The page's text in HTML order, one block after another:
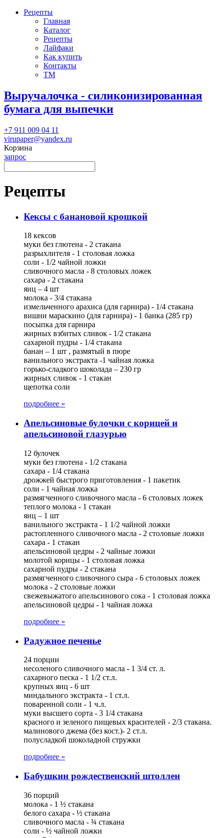
Рецепты
Главная
Каталог
Рецепты
Лайфаки
Как купить
Контакты
ТМ
Выручалочка - силиконизированная
бумага для выпечки
+7 911 009 04 11
virupaper@yandex.ru
Корзина
запрос
Рецепты
Кексы с банановой крошкой
18 кексов
муки без глютена - 2 стакана
разрыхлителя - 1 столовая ложка
соли - 1/2 чайной ложки
сливочного масла - 8 столовых ложек
сахара - 2 стакана
яиц – 4 шт
молока - 3/4 стакана
измельченного арахиса (для гарнира) - 1/4 стакана
вишни мараскино (для гарнира) - 1 банка (285 гр)
посыпка для гарнира
жирных взбитых сливок - 1/2 стакана
сахарной пудры - 1/4 стакана
банан – 1 шт , размятый в пюре
ванильного экстракта -1 чайная ложка
горько-сладкого шоколада – 230 гр
жирных сливок - 1 стакан
щепотка соли
подробнее »
Апельсиновые булочки с корицей и
апельсиновой глазурью
12 булочек
муки без глютена - 1/2 стакана
сахара - 1/4 стакана
дрожжей быстрого приготовления - 1 пакетик
соли - 1 чайная ложка
размягченного сливочного масла - 6 столовых ложек
теплого молока - 1 стакан
яиц – 1 шт
ванильного экстракта - 1 1/2 чайной ложки
растопленного сливочного масла - 2 столовые ложки
сахара - 1 стакан
апельсиновой цедры - 2 чайные ложки
молотой корицы - 1 столовая ложка
сахарной пудры - 2 стакана
размягченного сливочного сыра - 6 столовых ложек
молока - 2 столовые ложки
свежевыжатого апельсинового сока - 1 столовая ложка
апельсиновой цедры - 1 чайная ложка
подробнее »
Радужное печенье
24 порции
несоленого сливочного масла - 1 3/4 ст. л.
сахарного песка - 1 1/2 ст.л.
крупных яиц - 6 шт
миндального экстракта - 1 ст.л.
поваренной соли - 1 ч.л.
муки высшего сорта - 3 1/4 стакана
красного и зеленого пищевых красителей - 2/3 стакана.
малинового джема (без кост.)- 2 ст.л.
полусладкой шоколадной стружки
подробнее »
Бабушкин рождественский штоллен
36 порций
молока - 1 ½ стакана
белого сахара - ½ стакана
сливочного масла - ¾ стакана
соли - ½ чайной ложки